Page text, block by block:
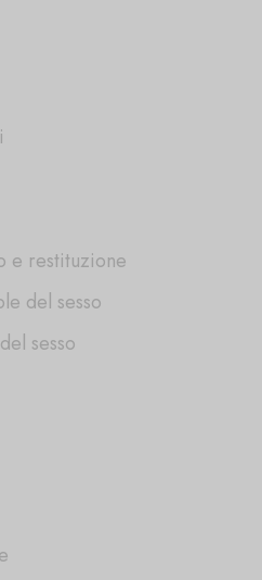
e restituzione
del sesso
sesso